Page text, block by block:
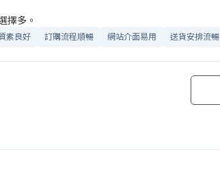
擇多。
素良好 訂購流程順暢 網站介面易用 送貨安排流暢